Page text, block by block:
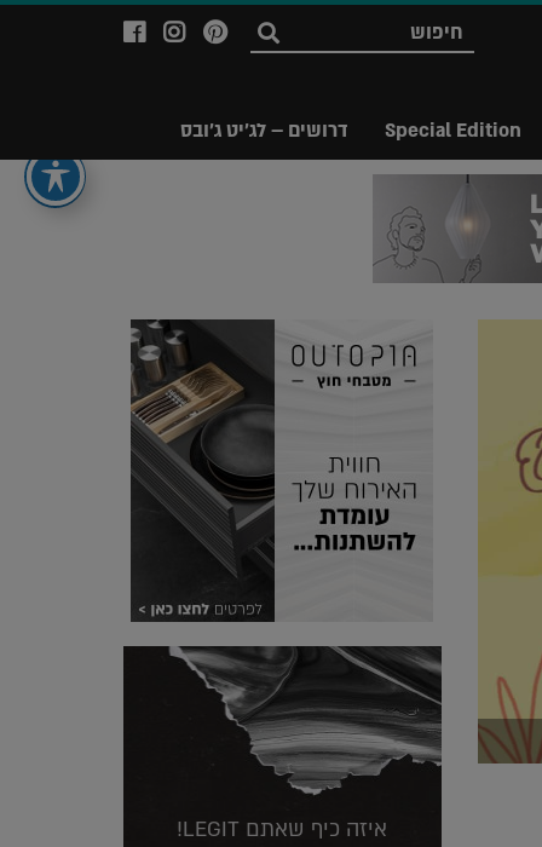
Special Edition דרושים – לג'יט ג'ובס
חפש
לעמוד
של
לעמוד
לג'יט
Legit
איזה כיף שאתם LEGIT!